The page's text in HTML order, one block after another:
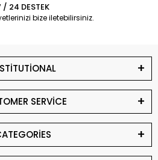
/ 24 DESTEK
bize iletebilirsiniz.
SERVİCE